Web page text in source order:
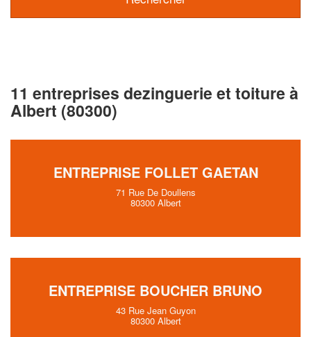
11 entreprises dezinguerie et toiture à
Albert (80300)
ENTREPRISE FOLLET GAETAN
71 Rue De Doullens
80300 Albert
ENTREPRISE BOUCHER BRUNO
43 Rue Jean Guyon
80300 Albert